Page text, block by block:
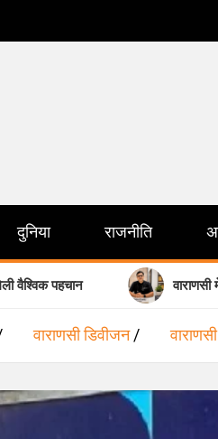
दुनिया राजनीति
वाराणसी में शिशु स्वास्थ्य
वाराणसी डिवीजन वाराणसी